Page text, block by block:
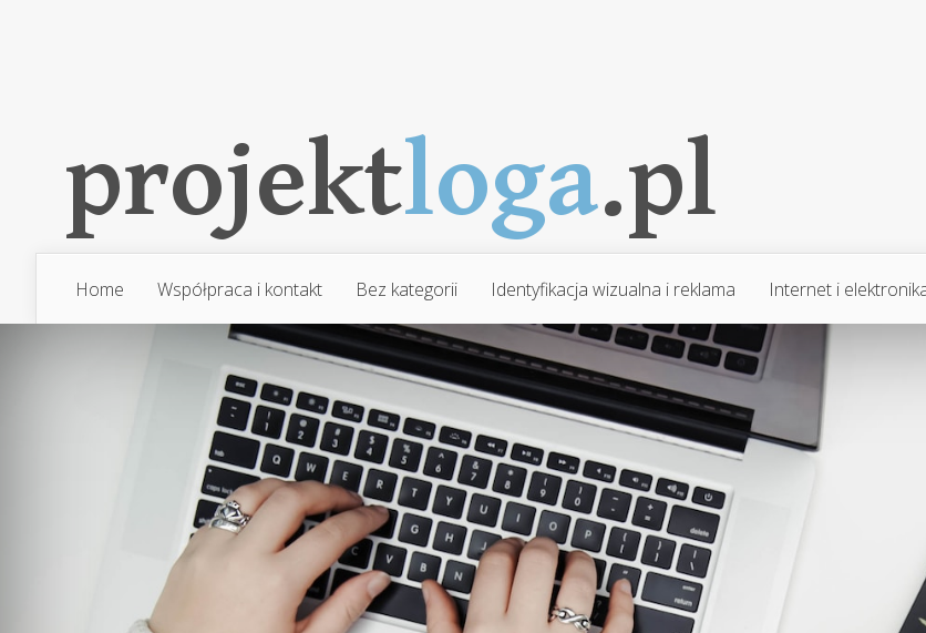
Home Współpraca i kontakt Bez kategorii Identyfikacja wizualna i reklama Internet i